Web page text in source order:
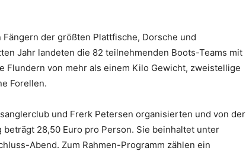
der größten Plattfische, Dorsche und
Jahr landeten die 82 teilnehmenden Boots-Teams mit
Flundern von mehr als einem Kilo Gewicht, zweistellige
Forellen.
und Frerk Petersen organisierten und von der
28,50 Euro pro Person. Sie beinhaltet unter
Abend. Zum Rahmen-Programm zählen ein